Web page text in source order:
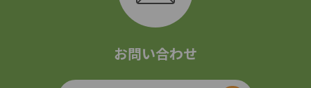
お問い合わせ